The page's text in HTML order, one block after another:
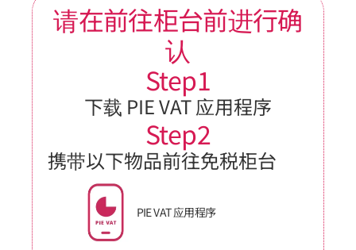
请在前往柜台前进行确
认
Step1
下载 PIE VAT 应用程序
Step2
携带以下物品前往免税柜台
PIE VAT 应用程序